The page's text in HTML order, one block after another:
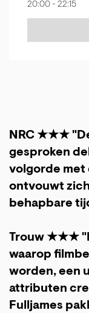
20:00 - 22:15
NRC ★★★
gesproken
volgorde met
ontvouwt
behapbare
Trouw ★★★
waarop
worden, een
attributen
Fulljames